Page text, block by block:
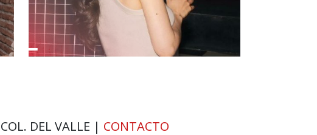
DEL VALLE | CONTACTO